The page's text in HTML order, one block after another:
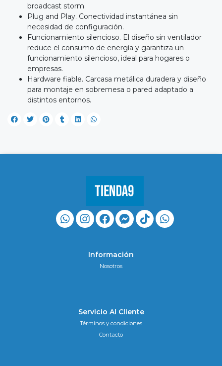
broadcast storm.
Plug and Play. Conectividad instantánea sin
necesidad de configuración.
Funcionamiento silencioso. El diseño sin ventilador
reduce el consumo de energía y garantiza un
funcionamiento silencioso, ideal para hogares o
empresas.
Hardware fiable. Carcasa metálica duradera y diseño
para montaje en sobremesa o pared adaptado a
distintos entornos.
Información
Nosotros
Servicio Al Cliente
Términos y condiciones
Contacto